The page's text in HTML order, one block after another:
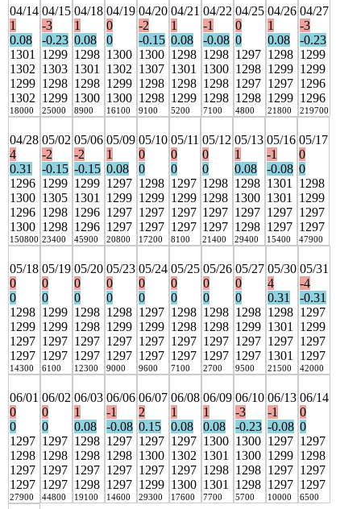
04/14
1
0.08
1301
1302
1299
1302
18000
04/15
-3
-0.23
1299
1303
1298
1299
25000
04/18
1
0.08
1298
1301
1298
1300
8900
04/19
0
0
1300
1302
1299
1300
16100
04/20
-2
-0.15
1300
1307
1298
1298
9100
04/21
1
0.08
1298
1301
1298
1299
5200
04/22
-1
-0.08
1298
1300
1298
1298
7100
04/25
0
0
1297
1298
1297
1298
4800
04/26
1
0.08
1298
1299
1297
1299
21800
04/27
-3
-0.23
1299
1299
1296
1296
219700
04/28
4
0.31
1296
1300
1296
1300
150800
05/02
-2
-0.15
1299
1305
1298
1298
23400
05/06
-2
-0.15
1299
1301
1296
1296
45900
05/09
1
0.08
1297
1299
1297
1297
20800
05/10
0
0
1298
1299
1297
1297
17200
05/11
0
0
1297
1299
1297
1297
8100
05/12
0
0
1298
1298
1297
1297
21400
05/13
1
0.08
1298
1300
1297
1298
29400
05/16
-1
-0.08
1301
1301
1297
1297
15400
05/17
0
0
1298
1299
1297
1297
47900
05/18
0
0
1298
1299
1297
1297
14300
05/19
0
0
1299
1299
1297
1297
6100
05/20
0
0
1298
1298
1297
1297
12300
05/23
0
0
1298
1299
1297
1297
9000
05/24
0
0
1297
1299
1297
1297
9600
05/25
0
0
1298
1298
1297
1297
7100
05/26
0
0
1298
1298
1297
1297
2700
05/27
0
0
1298
1299
1297
1297
9500
05/30
4
0.31
1298
1301
1297
1301
21500
05/31
-4
-0.31
1297
1299
1297
1297
42000
06/01
0
0
1297
1298
1297
1297
27900
06/02
0
0
1297
1298
1297
1297
44800
06/03
1
0.08
1298
1298
1297
1298
19100
06/06
-1
-0.08
1297
1298
1297
1297
14600
06/07
2
0.15
1297
1300
1297
1299
29300
06/08
1
0.08
1297
1302
1297
1300
17600
06/09
1
0.08
1300
1301
1298
1301
7700
06/10
-3
-0.23
1300
1300
1298
1298
5700
06/13
-1
-0.08
1297
1299
1297
1297
10000
06/14
0
0
1297
1298
1297
1297
6500